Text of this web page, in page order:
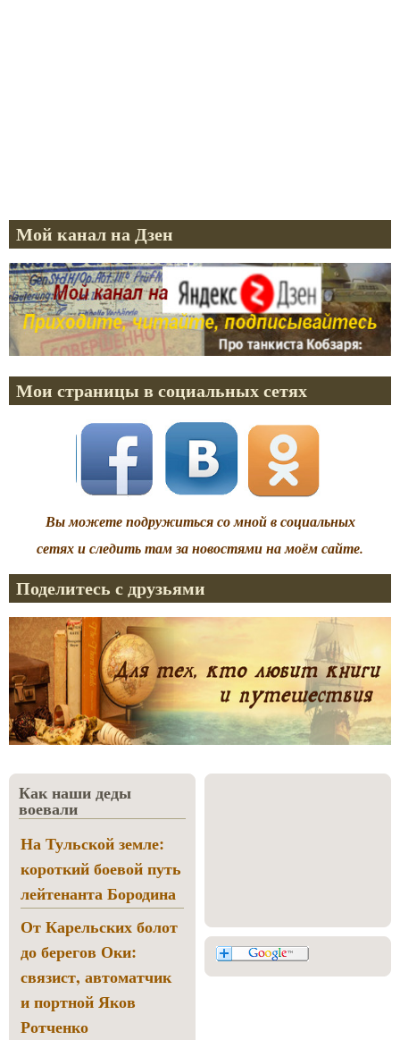
Мой канал на Дзен
Мои страницы в социальных сетях
Вы можете подружиться со мной в социальных
сетях и следить там за новостями на моём сайте.
Поделитесь с друзьями
Как наши деды
воевали
На Тульской земле:
короткий боевой путь
лейтенанта Бородина
От Карельских болот
до берегов Оки:
связист, автоматчик
и портной Яков
Ротченко